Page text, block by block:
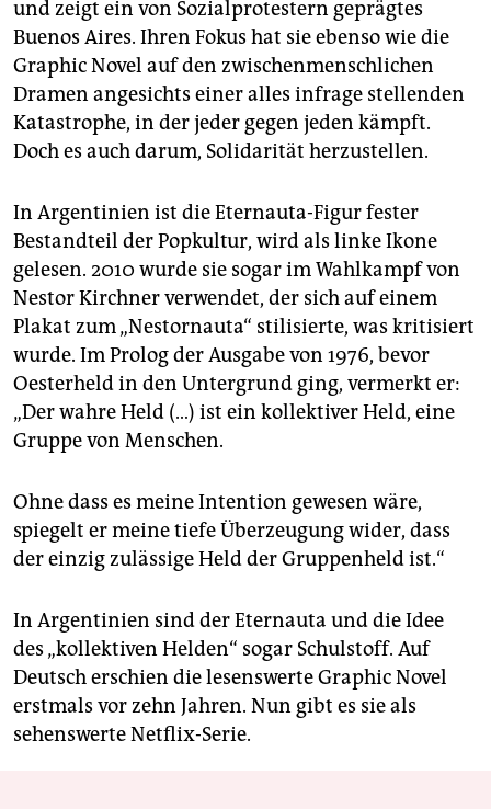
und zeigt ein von Sozialprotestern geprägtes
Buenos Aires. Ihren Fokus hat sie ebenso wie die
Graphic Novel auf den zwischenmenschlichen
Dramen angesichts einer alles infrage stellenden
Katastrophe, in der jeder gegen jeden kämpft.
Doch es auch darum, Solidarität herzustellen.
In Argentinien ist die Eter­nauta-Figur fester
Bestandteil der Popkultur, wird als linke Ikone
gelesen. 2010 wurde sie sogar im Wahlkampf von
Nestor Kirchner verwendet, der sich auf einem
Plakat zum „Nestornauta“ stilisierte, was kritisiert
wurde. Im Prolog der Ausgabe von 1976, bevor
Oesterheld in den Untergrund ging, vermerkt er:
„Der wahre Held (…) ist ein kollektiver Held, eine
Gruppe von Menschen.
Ohne dass es meine Intention gewesen wäre,
spiegelt er meine tiefe Überzeugung wider, dass
der einzig zulässige Held der Gruppenheld ist.“
In Argentinien sind der Eternauta und die Idee
des „kollektiven Helden“ sogar Schulstoff. Auf
Deutsch erschien die lesenswerte Graphic Novel
erstmals vor zehn Jahren. Nun gibt es sie als
sehenswerte Netflix-Serie.